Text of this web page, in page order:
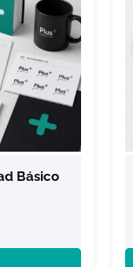
Básico